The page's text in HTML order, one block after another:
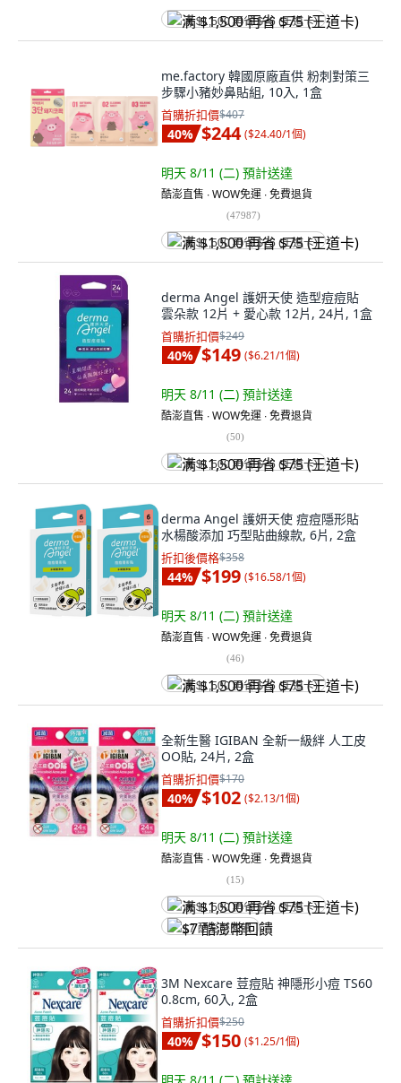
满 $1,500 再省 $75 (王道卡)
me.factory 韓國原廠直供 粉刺對策三
步驟小豬妙鼻貼組, 10入, 1盒
首購折扣價$407
40% $244 ($24.40/1個)
明天 8/11 (二) 預計送達
酷澎直售 ∙ WOW免運 ∙ 免費退貨
(47987)
满 $1,500 再省 $75 (王道卡)
derma Angel 護妍天使 造型痘痘貼
雲朵款 12片 + 愛心款 12片, 24片, 1盒
首購折扣價$249
40% $149 ($6.21/1個)
明天 8/11 (二) 預計送達
酷澎直售 ∙ WOW免運 ∙ 免費退貨
(50)
满 $1,500 再省 $75 (王道卡)
derma Angel 護妍天使 痘痘隱形貼
水楊酸添加 巧型貼曲線款, 6片, 2盒
折扣後價格$358
44% $199 ($16.58/1個)
明天 8/11 (二) 預計送達
酷澎直售 ∙ WOW免運 ∙ 免費退貨
(46)
满 $1,500 再省 $75 (王道卡)
全新生醫 IGIBAN 全新一級絆 人工皮
OO貼, 24片, 2盒
首購折扣價$170
40% $102 ($2.13/1個)
明天 8/11 (二) 預計送達
酷澎直售 ∙ WOW免運 ∙ 免費退貨
(15)
满 $1,500 再省 $75 (王道卡)
$7 酷澎幣回饋
3M Nexcare 荳痘貼 神隱形小痘 TS60
0.8cm, 60入, 2盒
首購折扣價$250
40% $150 ($1.25/1個)